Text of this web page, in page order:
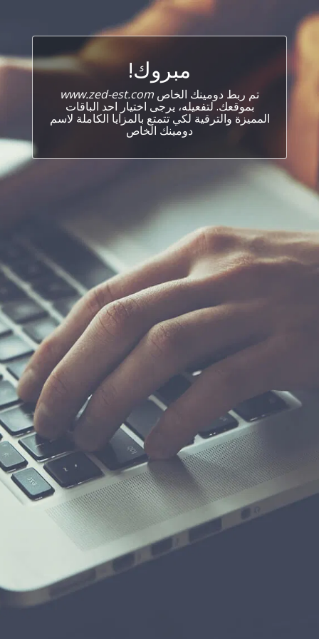
مبروك!
تم ربط دومينك الخاص www.zed-est.com
بموقعك. لتفعيله، يرجى اختيار احد الباقات
المميزة والترقية لكي تتمتع بالمزايا الكاملة لاسم
دومينك الخاص